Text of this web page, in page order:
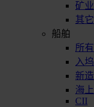
矿
其
船舶
所
入
新
海
CII